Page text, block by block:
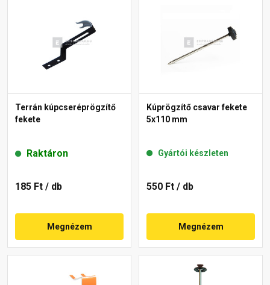
Terrán kúpcseréprögzítő
fekete
Raktáron
185 Ft / db
Megnézem
Kúprögzítő csavar fekete
5x110 mm
Gyártói készleten
550 Ft / db
Megnézem